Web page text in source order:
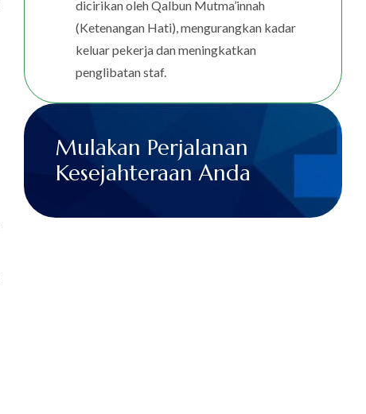
dicirikan oleh Qalbun Mutma’innah
(Ketenangan Hati), mengurangkan kadar
keluar pekerja dan meningkatkan
penglibatan staf.
Mulakan Perjalanan
Kesejahteraan Anda